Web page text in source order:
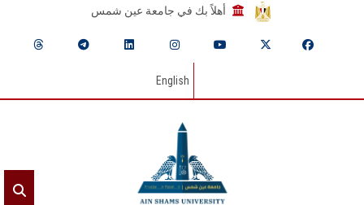
أهلاً بك في جامعة عين شمس
English